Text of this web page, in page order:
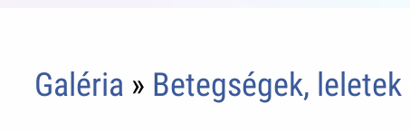
Galéria » Betegségek, leletek